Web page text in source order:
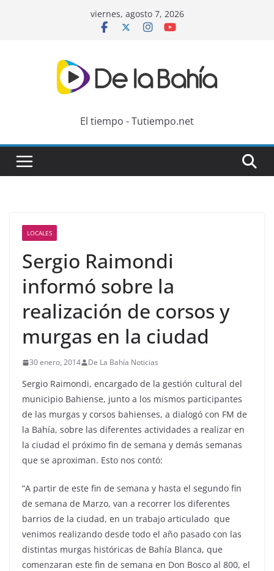
viernes, agosto 7, 2026
El tiempo - Tutiempo.net
LOCALES
Sergio Raimondi
informó sobre la
realización de corsos y
murgas en la ciudad
30 enero, 2014 De La Bahía Noticias
Sergio Raimondi, encargado de la gestión cultural del
municipio Bahiense, junto a los mismos participantes
de las murgas y corsos bahienses, a dialogó con FM de
la Bahía, sobre las diferentes actividades a realizar en
la ciudad el próximo fin de semana y demás semanas
que se aproximan. Esto nos contó:
“A partir de este fin de semana y hasta el segundo fin
de semana de Marzo, van a recorrer los diferentes
barrios de la ciudad, en un trabajo articulado que
venimos realizando desde todo el año pasado con las
distintas murgas históricas de Bahía Blanca, que
comenzaran este fin de semana en Don Bosco al 800, el